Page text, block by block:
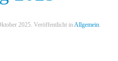
2025. Veröffentlicht inAllgemein.